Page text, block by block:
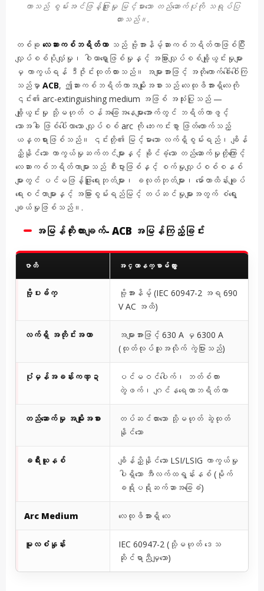
ကာသည် စွမ်းအင်ဖြန့်ဖြူးမှု မြင့်မားသော တည်ဆောက်ပုံကို သရုပ်ပြ
ထားသည်။.
တစ်ခု လေဆားကစ်ဘရိတ်ကာသည် ဗို့အားနိမ့်ဆားကစ်ဘရိတ်ကာဖြစ်ပြီး
လျှပ်စစ်ပိုလျှံမှု၊ ဝါယာရှော့ဖြစ်မှုနှင့် အခြားလျှပ်စစ်ချို့ယွင်းမှုများ
မှ ကာကွယ်ရန် ဒီဇိုင်းထုတ်ထားသည်။ အများအားဖြင့် အတိုကောက်ခေါ်ဝေါ်ကြ
သည်မှာ ACB, ဤဆားကစ်ဘရိတ်ကာအမျိုးအစားသည် လေထုဖိအားရှိလေကို
၎င်း၏ arc-extinguishing medium အဖြစ် အသုံးပြုသည် —
ချို့ယွင်းမှု သို့မဟုတ် ဝန်အခြေအနေများအောက်တွင် ဘရိတ်ကာဖွင့်
သောအခါ ဖြစ်ပေါ်လာသော လျှပ်စစ် arc ကို ဘေးကင်းစွာ ဖြတ်တောက်သည့်
ယန္တရားဖြစ်သည်။ ၎င်းတို့၏ မြင့်မားသော လက်ရှိစွမ်းရည်၊ ချိန်
ညှိနိုင်သော ကာကွယ်မှုဆက်တင်များနှင့် ခိုင်ခံ့သော တည်ဆောက်မှုတို့ကြောင့်
လေဆားကစ်ဘရိတ်ကာများသည် စီးပွားဖြစ်နှင့် စက်မှုလျှပ်စစ်စနစ်
များတွင် ပင်မဖြန့်ဖြူးရေးဘုတ်များ၊ ခလုတ်ဘုတ်များ၊ မော်တာထိန်းချုပ်
ရေးစင်တာများနှင့် အခြားစွမ်းရည်မြင့် တပ်ဆင်မှုများအတွက် စံရွေး
ချယ်မှုဖြစ်သည်။.
အမြန်ကိုးကားချက်- ACB အမြန်ကြည့်ခြင်း
ဇာတိ အင္တာနက္စာမ်က္ႏွာ
ဗို့ပးခ်က္
ဗို့အားနိမ့် (IEC 60947-2 အရ 690
V AC အထိ)
လက်ရှိ အတိုင်းအတာ
အများအားဖြင့် 630 A မှ 6300 A
(ထုတ်လုပ်သူအလိုက် ကွဲပြားသည်)
ပုံမှန်အခန်းကဏ္ဍ
ပင်မဝင်ပေါက်၊ ဘတ်စ်ကား
တွဲဖက်၊ ဂျင်နရေတာဘရိတ်ကာ
တည်ဆောက်မှု အမျိုးအစား
တပ်ဆင်ထားသော သို့မဟုတ် ဆွဲထုတ်
နိုင်သော
ခရီးယူနစ်
ချိန်ညှိနိုင်သော LSI/LSIG ကာကွယ်မှု
ပါရှိသော အီလက်ထရွန်းနစ် (မိုက်
ခရိုပရိုဆက်ဆာအခြေခံ)
Arc Medium လေထုဖိအားရှိ လေ
မူလစံနှုန်း
IEC 60947-2 (သို့မဟုတ် ဒေသ
ဆိုင်ရာညီမျှသော)